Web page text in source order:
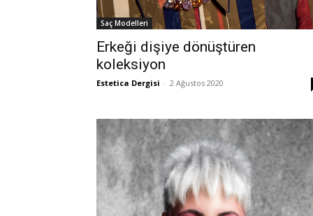
Saç Modelleri
Erkeği dişiye dönüştüren
koleksiyon
Estetica Dergisi - 2 Ağustos 2020